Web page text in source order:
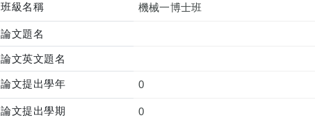
班級名稱 機械一博士班
論文題名
論文英文題名
論文提出學年 0
論文提出學期 0